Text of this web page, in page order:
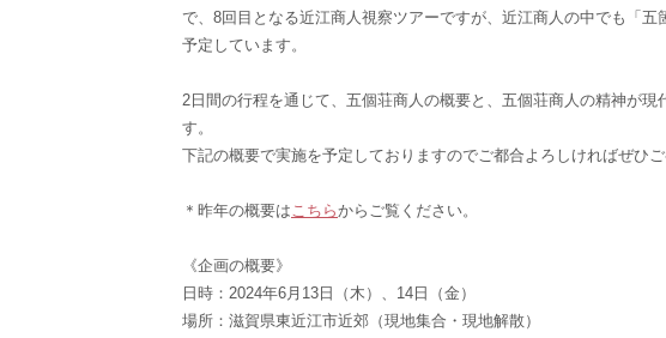
で、8回目となる近江商人視察ツアーですが、近江商人の中でも「
予定しています。
2日間の行程を通じて、五個荘商人の概要と、五個荘商人の精神が
す。
下記の概要で実施を予定しておりますのでご都合よろしければぜひご
＊昨年の概要はこちらからご覧ください。
《企画の概要》
日時：2024年6月13日（木）、14日（金）
場所：滋賀県東近江市近郊（現地集合・現地解散）